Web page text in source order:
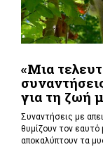
«Μια
για τη ζωή
Συναντήσεις με
θυμίζουν τον
αποκαλύπτουν τα